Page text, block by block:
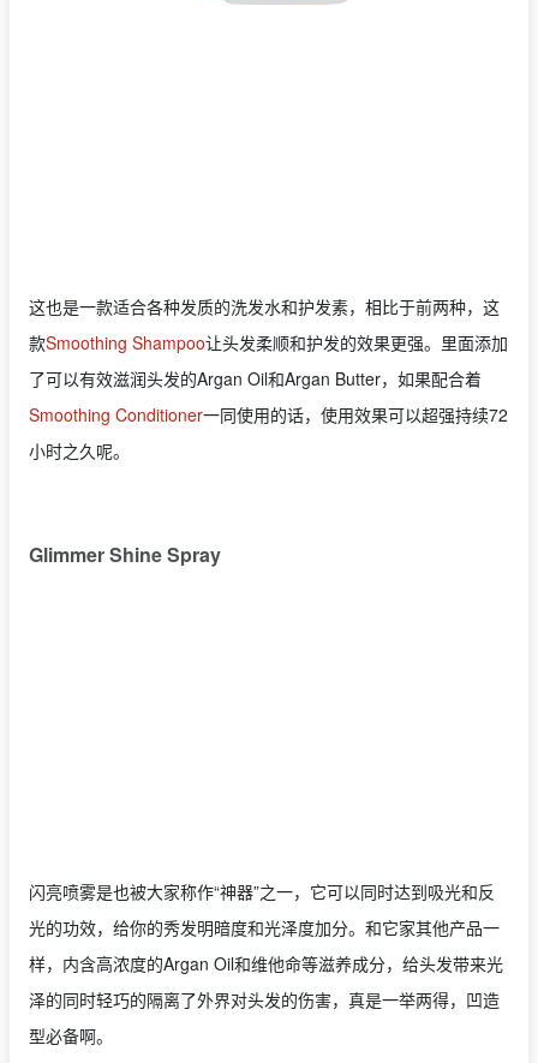
这也是一款适合各种发质的洗发水和护发素，相比于前两种，这
款Smoothing Shampoo让头发柔顺和护发的效果更强。里面添加
了可以有效滋润头发的Argan Oil和Argan Butter，如果配合着
Smoothing Conditioner一同使用的话，使用效果可以超强持续72
小时之久呢。
Glimmer Shine Spray
闪亮喷雾是也被大家称作“神器”之一，它可以同时达到吸光和反
光的功效，给你的秀发明暗度和光泽度加分。和它家其他产品一
样，内含高浓度的Argan Oil和维他命等滋养成分，给头发带来光
泽的同时轻巧的隔离了外界对头发的伤害，真是一举两得，凹造
型必备啊。